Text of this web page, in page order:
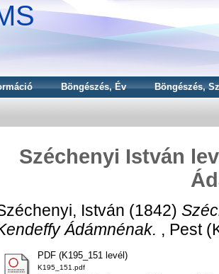
Böngészés, Év Böngészés,
Széchenyi István
István (1842)
Ádámnénak. , Pest
PDF (K195_151 levél)
K195_151.pdf